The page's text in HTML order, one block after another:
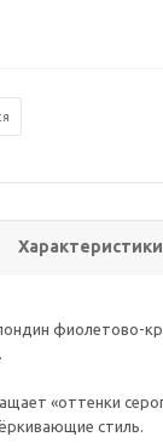
Характеристики
фиолетово-
«оттенки
стиль.